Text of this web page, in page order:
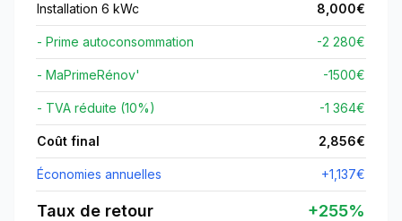
Installation 6 kWc 8,000€
- Prime autoconsommation -2 280€
- MaPrimeRénov' -1500€
- TVA réduite (10%) -1 364€
Coût final 2,856€
Économies annuelles +1,137€
Taux de retour +255%